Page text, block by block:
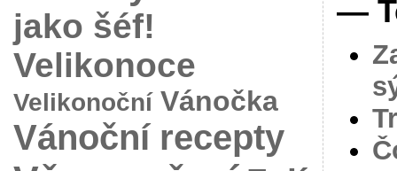
jako šéf!
Velikonoce
Velikonoční Vánočka
Vánoční recepty
—